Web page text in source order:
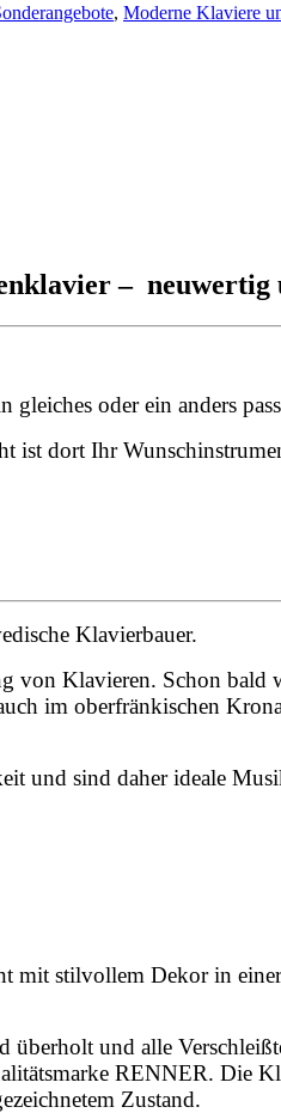
, Moderne Klaviere
–
oder ein anders
dort Ihr
Klavierbauer.
von Klavieren. Schon
im oberfränkischen
und sind daher ideale
stilvollem Dekor in
überholt und alle
RENNER. Die
Zustand.